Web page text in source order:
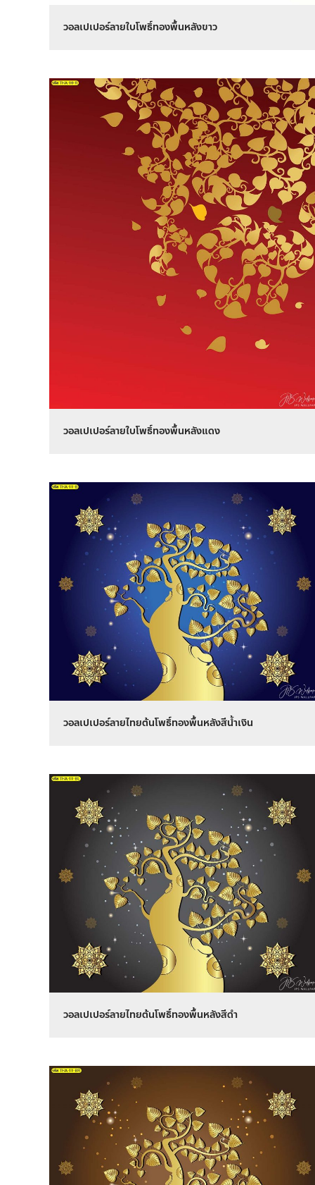
วอลเปเปอร์ลายใบโพธิ์ทองพื้นหลังขาว
วอลเปเปอร์ลายใบโพธิ์ทองพื้นหลังแดง
วอลเปเปอร์ลายไทยต้นโพธิ์ทองพื้นหลังสีน้ำเงิน
วอลเปเปอร์ลายไทยต้นโพธิ์ทองพื้นหลังสีดำ